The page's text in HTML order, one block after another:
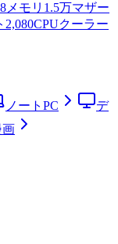
メモリ 1.5万マザー
2,080CPUクーラー
ノートPC
デ
画